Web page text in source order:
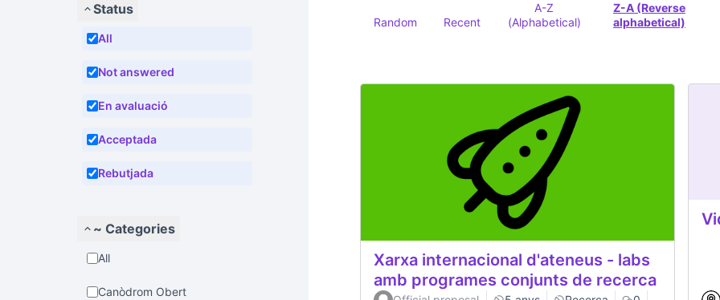
Status
All
Not answered
En avaluació
Acceptada
Rebutjada
~ Categories
All
Canòdrom Obert
Random Recent
A-Z
(Alphabetical)
Z-A (Reverse
alphabetical)
Xarxa internacional d'ateneus - labs
amb programes conjunts de recerca